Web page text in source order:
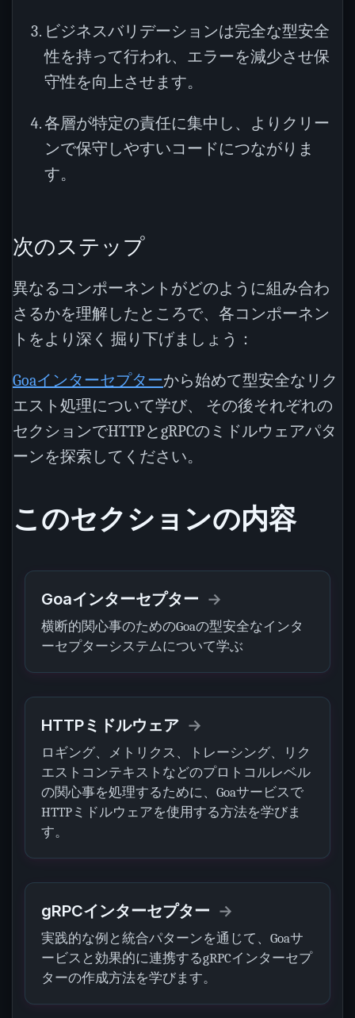
ビジネスバリデーションは完全な型安全
性を持って行われ、エラーを減少させ保
守性を向上させます。
各層が特定の責任に集中し、よりクリー
ンで保守しやすいコードにつながりま
す。
次のステップ
異なるコンポーネントがどのように組み合わ
さるかを理解したところで、各コンポーネン
トをより深く 掘り下げましょう：
Goaインターセプターから始めて型安全なリク
エスト処理について学び、 その後それぞれの
セクションでHTTPとgRPCのミドルウェアパタ
ーンを探索してください。
このセクションの内容
Goaインターセプター
横断的関心事のためのGoaの型安全なインタ
ーセプターシステムについて学ぶ
HTTPミドルウェア
ロギング、メトリクス、トレーシング、リク
エストコンテキストなどのプロトコルレベル
の関心事を処理するために、Goaサービスで
HTTPミドルウェアを使用する方法を学びま
す。
gRPCインターセプター
実践的な例と統合パターンを通じて、Goaサ
ービスと効果的に連携するgRPCインターセプ
ターの作成方法を学びます。